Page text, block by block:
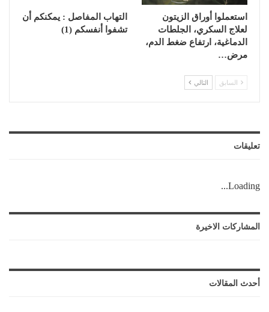
استعملوا أوراق الزيتون
لعلاج السكري، الجلطات
الدماغية، ارتفاع ضغط الدم،
مرض…
التهاب المفاصل : يمكنكم أن
تشفوا أنفسكم (1)
السابق التالي
تعليقات
Loading...
المشاركات الاخيرة
أحدث المقالات